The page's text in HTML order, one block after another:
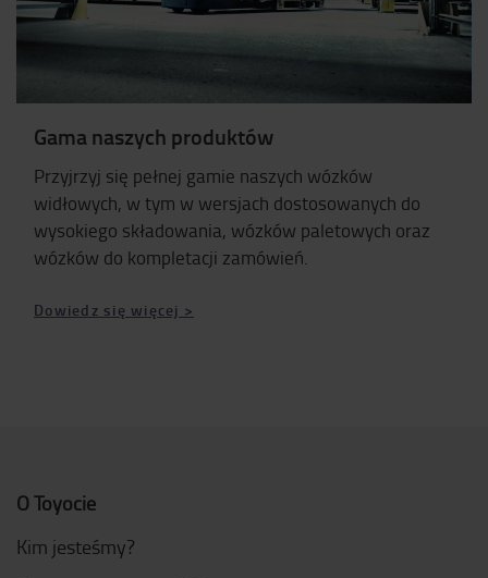
Gama naszych produktów
Przyjrzyj się pełnej gamie naszych wózków
widłowych, w tym w wersjach dostosowanych do
wysokiego składowania, wózków paletowych oraz
wózków do kompletacji zamówień.
Dowiedz się więcej >
O Toyocie
Kim jesteśmy?